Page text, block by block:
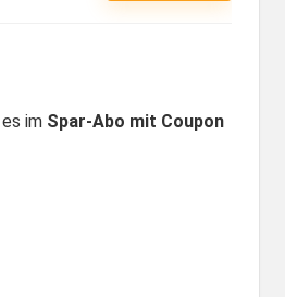
im Spar-Abo mit Coupon